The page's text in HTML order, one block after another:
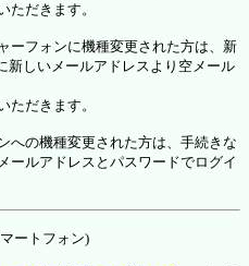
ただきます。
ーフォンに機種変更された方は、新
新しいメールアドレスより空メール
ただきます。
への機種変更された方は、手続きな
ールアドレスとパスワードでログイ
ートフォン)